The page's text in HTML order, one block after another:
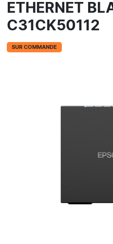
ETHERNET
C31CK50112
SUR COMMANDE